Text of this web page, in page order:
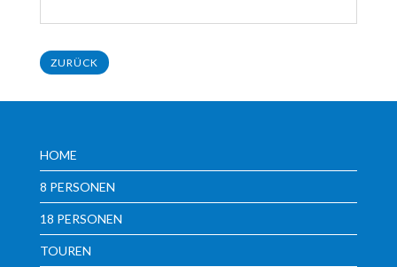
ZURÜCK
HOME
8 PERSONEN
18 PERSONEN
TOUREN